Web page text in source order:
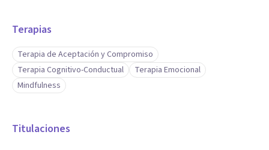
Terapias
Terapia de Aceptación y Compromiso
Terapia Cognitivo-Conductual
Terapia Emocional
Mindfulness
Titulaciones